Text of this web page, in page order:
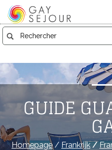
GUIDE
Homepage/ Frankrijk/